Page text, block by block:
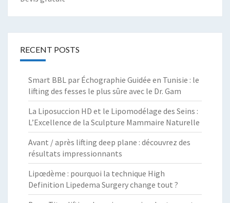
RECENT POSTS
Smart BBL par Échographie Guidée en Tunisie : le
lifting des fesses le plus sûre avec le Dr. Gam
La Liposuccion HD et le Lipomodélage des Seins :
L’Excellence de la Sculpture Mammaire Naturelle
Avant / après lifting deep plane : découvrez des
résultats impressionnants
Lipœdème : pourquoi la technique High
Definition Lipedema Surgery change tout ?